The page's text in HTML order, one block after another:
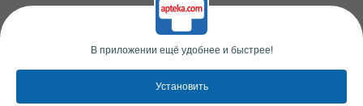
В приложении ещё удобнее и быстрее!
Установить